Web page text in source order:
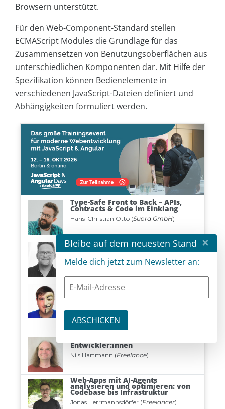
Browsern unterstützt.
Für den Web-Component-Standard stellen
ECMAScript Modules die Grundlage für das
Zusammensetzen von Benutzungsoberflächen aus
unterschiedlichen Komponenten dar. Mit Hilfe der
Spezifikation können Bedienelemente in
verschiedenen JavaScript-Dateien definiert und
Abhängigkeiten formuliert werden.
Bleibe auf dem neuesten Stand ×
Melde dich jetzt zum Newsletter an: